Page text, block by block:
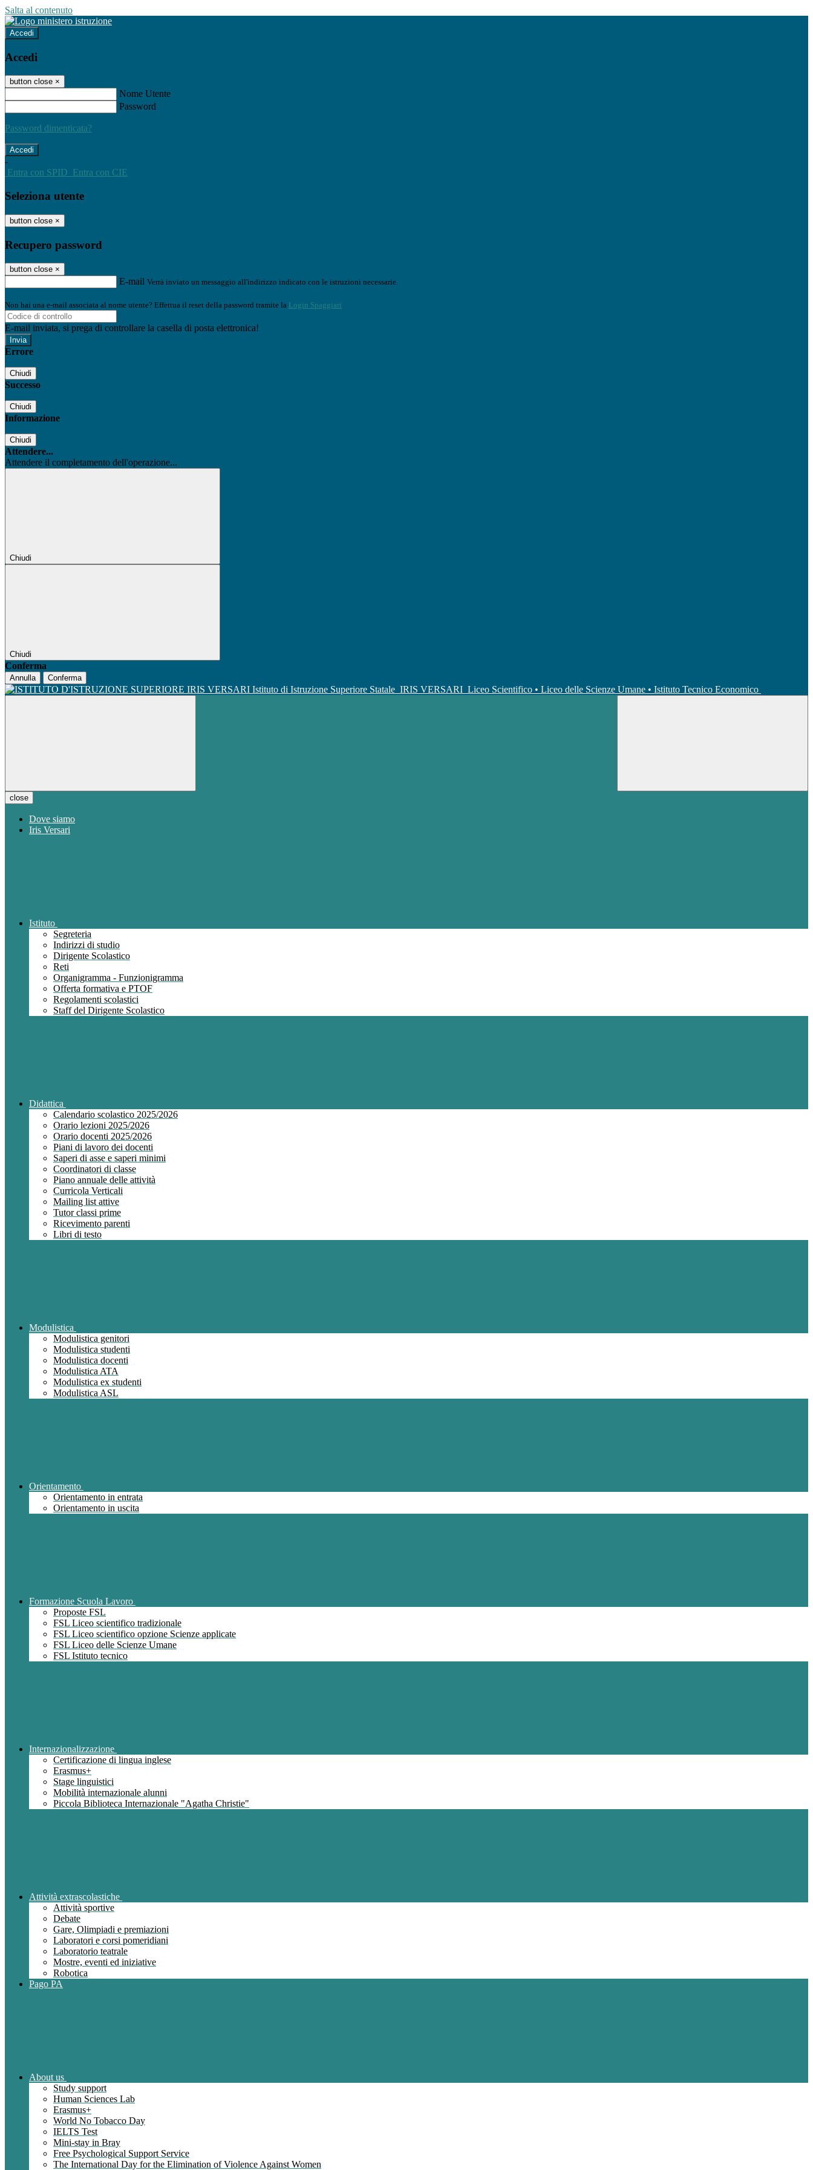
Salta al contenuto
Accedi
Accedi
button close ×
Nome Utente
Password
Password dimenticata?
-
Entra con SPID Entra con CIE
Seleziona utente
button close ×
Recupero password
button close ×
E-mail Verrà inviato un messaggio all'indirizzo indicato con le istruzioni necessarie.
Non hai una e-mail associata al nome utente? Effettua il reset della password tramite la Login Spaggiari
E-mail inviata, si prega di controllare la casella di posta elettronica!
Errore
Chiudi
Successo
Chiudi
Informazione
Chiudi
Attendere...
Attendere il completamento dell'operazione...
Chiudi
Chiudi
Conferma
Annulla Conferma
Istituto di Istruzione Superiore Statale IRIS VERSARI Liceo Scientifico • Liceo delle Scienze Umane • Istituto Tecnico Economico
close
Dove siamo
Iris Versari
Istituto
Segreteria
Indirizzi di studio
Dirigente Scolastico
Reti
Organigramma - Funzionigramma
Offerta formativa e PTOF
Regolamenti scolastici
Staff del Dirigente Scolastico
Didattica
Calendario scolastico 2025/2026
Orario lezioni 2025/2026
Orario docenti 2025/2026
Piani di lavoro dei docenti
Saperi di asse e saperi minimi
Coordinatori di classe
Piano annuale delle attività
Curricola Verticali
Mailing list attive
Tutor classi prime
Ricevimento parenti
Libri di testo
Modulistica
Modulistica genitori
Modulistica studenti
Modulistica docenti
Modulistica ATA
Modulistica ex studenti
Modulistica ASL
Orientamento
Orientamento in entrata
Orientamento in uscita
Formazione Scuola Lavoro
Proposte FSL
FSL Liceo scientifico tradizionale
FSL Liceo scientifico opzione Scienze applicate
FSL Liceo delle Scienze Umane
FSL Istituto tecnico
Internazionalizzazione
Certificazione di lingua inglese
Erasmus+
Stage linguistici
Mobilità internazionale alunni
Piccola Biblioteca Internazionale "Agatha Christie"
Attività extrascolastiche
Attività sportive
Debate
Gare, Olimpiadi e premiazioni
Laboratori e corsi pomeridiani
Laboratorio teatrale
Mostre, eventi ed iniziative
Robotica
Pago PA
About us
Study support
Human Sciences Lab
Erasmus+
World No Tobacco Day
IELTS Test
Mini-stay in Bray
Free Psychological Support Service
The International Day for the Elimination of Violence Against Women